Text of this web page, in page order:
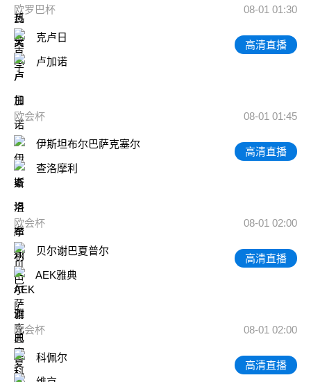
欧罗巴杯 08-01 01:30
克卢日
卢加诺
高清直播
欧会杯 08-01 01:45
伊斯坦布尔巴萨克塞尔
查洛摩利
高清直播
欧会杯 08-01 02:00
贝尔谢巴夏普尔
AEK雅典
高清直播
欧会杯 08-01 02:00
科佩尔
高清直播